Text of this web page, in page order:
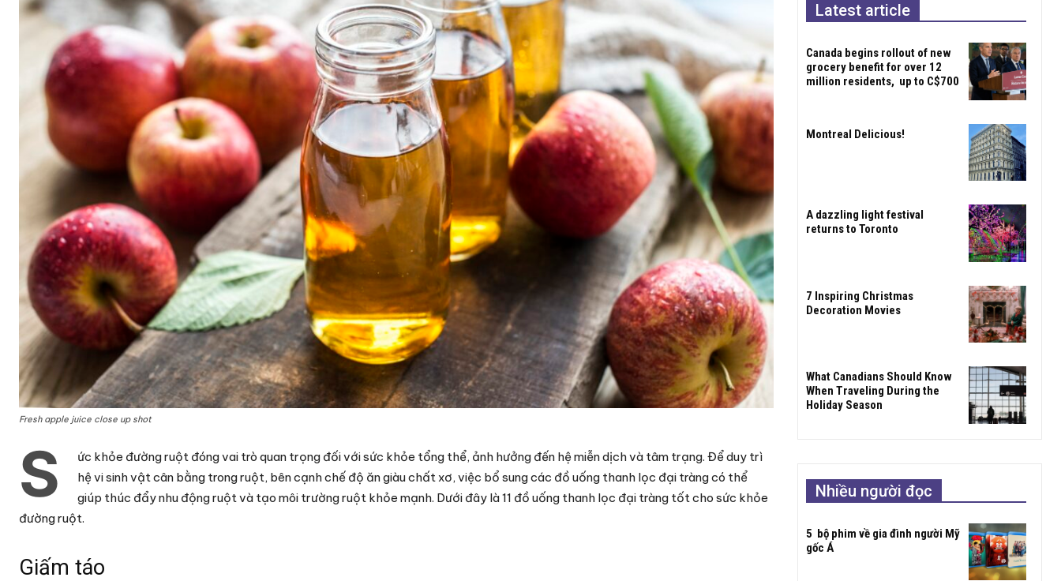
Fresh apple juice close up shot
S
ức khỏe đường ruột đóng vai trò quan trọng đối với sức khỏe tổng thể, ảnh hưởng đến hệ miễn dịch và tâm trạng. Để duy trì
hệ vi sinh vật cân bằng trong ruột, bên cạnh chế độ ăn giàu chất xơ, việc bổ sung các đồ uống thanh lọc đại tràng có thể
giúp thúc đẩy nhu động ruột và tạo môi trường ruột khỏe mạnh. Dưới đây là 11 đồ uống thanh lọc đại tràng tốt cho sức khỏe
đường ruột.
Giấm táo
Latest article
Canada begins rollout of new
grocery benefit for over 12
million residents, up to C$700
Montreal Delicious!
A dazzling light festival
returns to Toronto
7 Inspiring Christmas
Decoration Movies
What Canadians Should Know
When Traveling During the
Holiday Season
Nhiều người đọc
5 bộ phim về gia đình người Mỹ
gốc Á